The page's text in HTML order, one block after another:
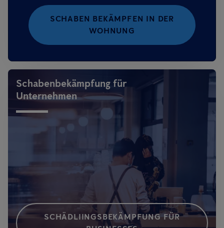
SCHABEN BEKÄMPFEN IN DER
WOHNUNG
Schabenbekämpfung für
Unternehmen
SCHÄDLIINGSBEKÄMPFUNG FÜR